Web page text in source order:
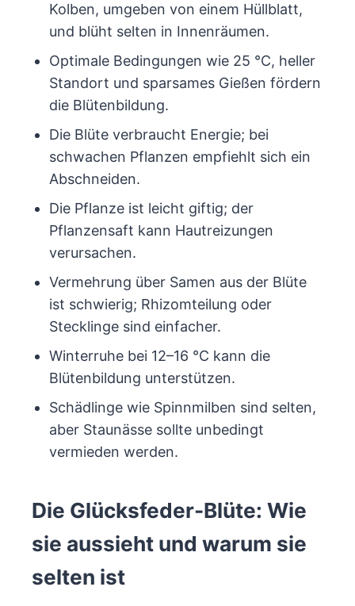
Kolben, umgeben von einem Hüllblatt,
und blüht selten in Innenräumen.
Optimale Bedingungen wie 25 °C, heller
Standort und sparsames Gießen fördern
die Blütenbildung.
Die Blüte verbraucht Energie; bei
schwachen Pflanzen empfiehlt sich ein
Abschneiden.
Die Pflanze ist leicht giftig; der
Pflanzensaft kann Hautreizungen
verursachen.
Vermehrung über Samen aus der Blüte
ist schwierig; Rhizomteilung oder
Stecklinge sind einfacher.
Winterruhe bei 12–16 °C kann die
Blütenbildung unterstützen.
Schädlinge wie Spinnmilben sind selten,
aber Staunässe sollte unbedingt
vermieden werden.
Die Glücksfeder-Blüte: Wie
sie aussieht und warum sie
selten ist